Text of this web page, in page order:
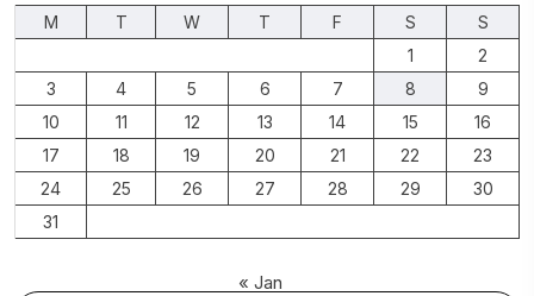
M T W T F S
S
1
2
3
4 5 6 7 8
9
10
11 12 13 14 15
16
17
18 19 20 21 22
23
24
25 26 27 28 29
30
31
« Jan